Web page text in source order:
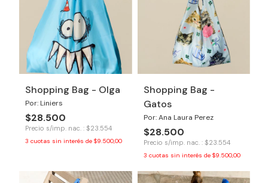
Shopping Bag - Olga
Por: Liniers
$28.500
Precio s/imp. nac. : $23.554
3 cuotas sin interés de $9.500,00
Shopping Bag -
Gatos
Por: Ana Laura Perez
$28.500
Precio s/imp. nac. : $23.554
3 cuotas sin interés de $9.500,00